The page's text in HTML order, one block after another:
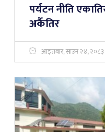
पर्यटन नीति
अर्कैतिर
आइतबार, साउन २४, २०८३